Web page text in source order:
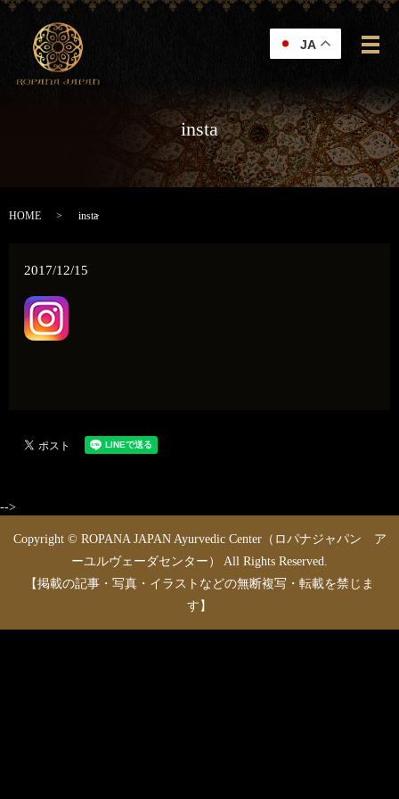
JA メ
insta
HOME insta
2017/12/15
-->
Copyright © ROPANA JAPAN Ayurvedic Center（ロパナジャパン ア
ーユルヴェーダセンター） All Rights Reserved.
【掲載の記事・写真・イラストなどの無断複写・転載を禁じま
す】